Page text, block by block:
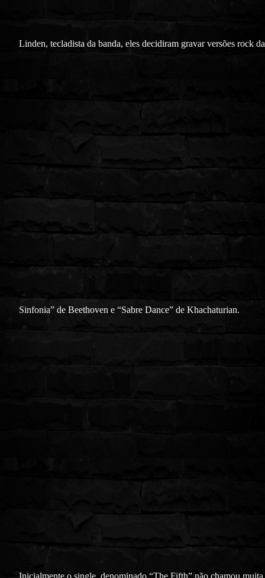
Linden, tecladista da banda, eles decidiram gravar versões rock da
Sinfonia” de Beethoven e “Sabre Dance” de Khachaturian.
Inicialmente o single, denominado “The Fifth” não chamou muita